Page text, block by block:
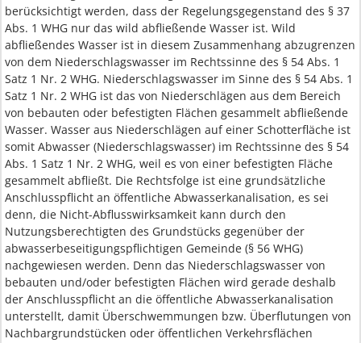
berücksichtigt werden, dass der Regelungsgegenstand des § 37
Abs. 1 WHG nur das wild abfließende Wasser ist. Wild
abfließendes Wasser ist in diesem Zusammenhang abzugrenzen
von dem Niederschlagswasser im Rechtssinne des § 54 Abs. 1
Satz 1 Nr. 2 WHG. Niederschlagswasser im Sinne des § 54 Abs. 1
Satz 1 Nr. 2 WHG ist das von Niederschlägen aus dem Bereich
von bebauten oder befestigten Flächen gesammelt abfließende
Wasser. Wasser aus Niederschlägen auf einer Schotterfläche ist
somit Abwasser (Niederschlagswasser) im Rechtssinne des § 54
Abs. 1 Satz 1 Nr. 2 WHG, weil es von einer befestigten Fläche
gesammelt abfließt. Die Rechtsfolge ist eine grundsätzliche
Anschlusspflicht an öffentliche Abwasserkanalisation, es sei
denn, die Nicht-Abflusswirksamkeit kann durch den
Nutzungsberechtigten des Grundstücks gegenüber der
abwasserbeseitigungspflichtigen Gemeinde (§ 56 WHG)
nachgewiesen werden. Denn das Niederschlagswasser von
bebauten und/oder befestigten Flächen wird gerade deshalb
der Anschlusspflicht an die öffentliche Abwasserkanalisation
unterstellt, damit Überschwemmungen bzw. Überflutungen von
Nachbargrundstücken oder öffentlichen Verkehrsflächen